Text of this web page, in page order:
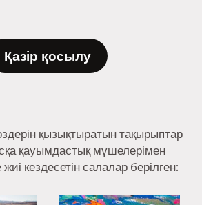
Қазір қосылу
қызықтыратын тақырыптар
қауымдастық мүшелерімен
кездесетін салалар берілген: